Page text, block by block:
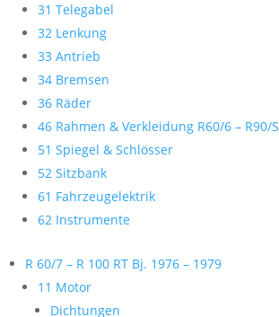
31 Telegabel
32 Lenkung
33 Antrieb
34 Bremsen
36 Räder
46 Rahmen & Verkleidung R60/6 – R90/S
51 Spiegel & Schlösser
52 Sitzbank
61 Fahrzeugelektrik
62 Instrumente
R 60/7 – R 100 RT Bj. 1976 – 1979
11 Motor
Dichtungen